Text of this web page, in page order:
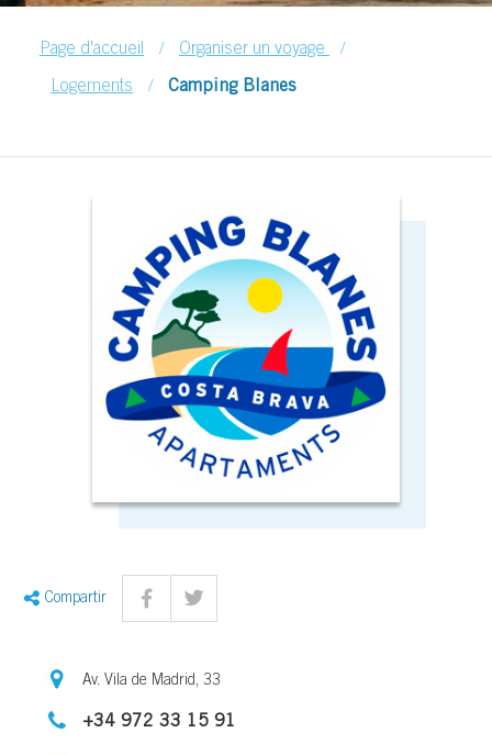
Page d'accueil / Organiser un voyage /
Logements / Camping Blanes
Compartir
Av. Vila de Madrid, 33
+34 972 33 15 91